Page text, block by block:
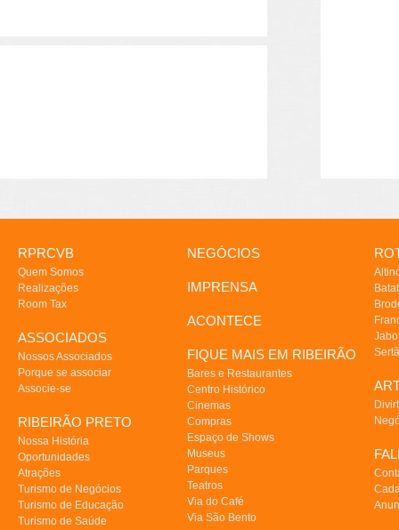
RPRCVB
Quem Somos
Realizações
Room Tax
ASSOCIADOS
Nossos Associados
Porque se associar
Associe-se
RIBEIRÃO PRETO
Nossa História
Oportunidades
Atrações
Turismo de Negócios
Turismo de Educação
Turismo de Saúde
NEGÓCIOS
IMPRENSA
ACONTECE
FIQUE MAIS EM RIBEIRÃO
Bares e Restaurantes
Centro Histórico
Cinemas
Compras
Espaço de Shows
Museus
Parques
Teatros
Via do Café
Via São Bento